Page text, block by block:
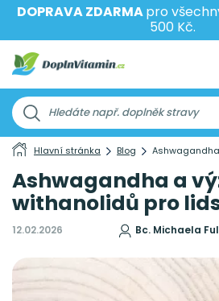
DOPRAVA ZDARMApro
500 Kč.
Hlavní stránka Blog
Ashwagandha a
withanolidů pro
12.02.2026 Bc. Michaela